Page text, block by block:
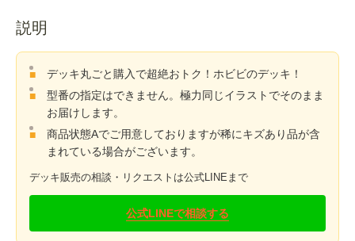
説明
デッキ丸ごと購入で超絶おトク！ホビビのデッキ！
型番の指定はできません。極力同じイラストでそのまま
お届けします。
商品状態Aでご用意しておりますが稀にキズあり品が含
まれている場合がございます。
デッキ販売の相談・リクエストは公式LINEまで
公式LINEで相談する